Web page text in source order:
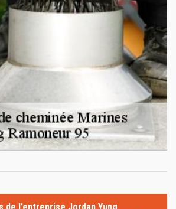
de l’entreprise Jordan Yung